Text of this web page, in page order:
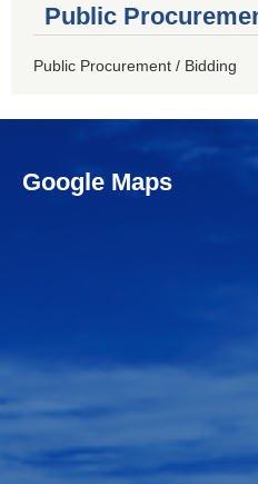
Public
Public Procurement / Bidding
Google Maps